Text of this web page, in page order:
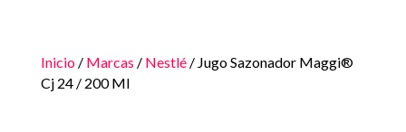
Inicio/ Marcas / Nestlé/ Jugo Sazonador Maggi®
Cj 24 / 200 Ml